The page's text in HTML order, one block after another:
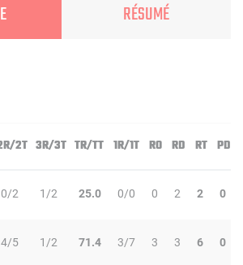
RÉSUMÉ
2T 3R/3T TR/TT 1R/1T RO RD RT PD
0/2 1/2 25.0 0/0 0 2 2 0
4/5 1/2 71.4 3/7 3 3 6 0